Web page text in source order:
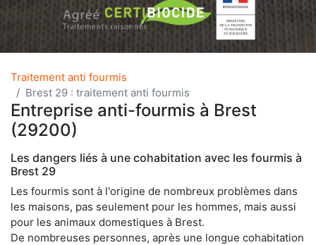
Traitement anti fourmis
Brest 29 : traitement anti fourmis
Entreprise anti-fourmis à Brest
(29200)
Les dangers liés à une cohabitation avec les fourmis à
Brest 29
Les fourmis sont à l'origine de nombreux problèmes dans
les maisons, pas seulement pour les hommes, mais aussi
pour les animaux domestiques à Brest.
De nombreuses personnes, après une longue cohabitation